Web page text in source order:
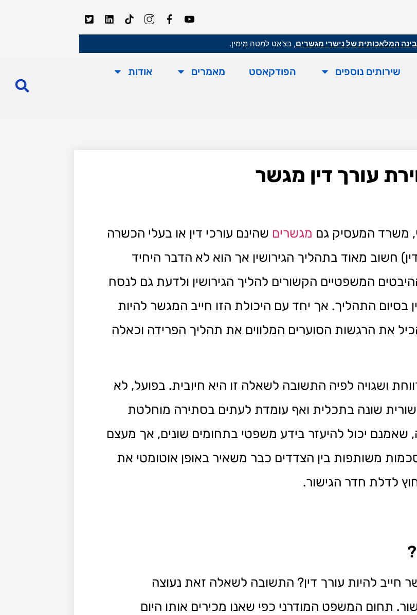
המלאכותית של נישרי מגשרים, בצ'אט למטה מימין.
שירותים נוספים הפודקאסט מאמרים אודות
עורך דין מגשר
משרד המעסיק גם מגשרים שהינם עורכי דין או בעלי הכשרה
חשוב מאוד בתהליך הגירושין אך הוא לא הדבר היחיד
המשפטיים הקשורים להליך הגירושין ולדעת גם לנסח
התהליך. אך יחד עם היכולת הזו חייב המגשר להיות
את הרגשות הסוערים המלווים את תהליך הפרידה וכאלה
ושגויה לפיה התשובה לשאלה זו היא חיובית. בפועל, לא
שונה בתכלית ואף עומדת לעתים בסתירה מוחלטת
יכול להיעזר בידע משפטי בתחומים שונים, אך מעצם
משותפות בין הצדדים כבר משאיר באופן אוטומטי את
לדלת חדר הגישור.
להיות עורך דין? התשובה לשאלה זאת נעוצה
תחום המשפט המודרני כפי שאנו מכירים אותו היום